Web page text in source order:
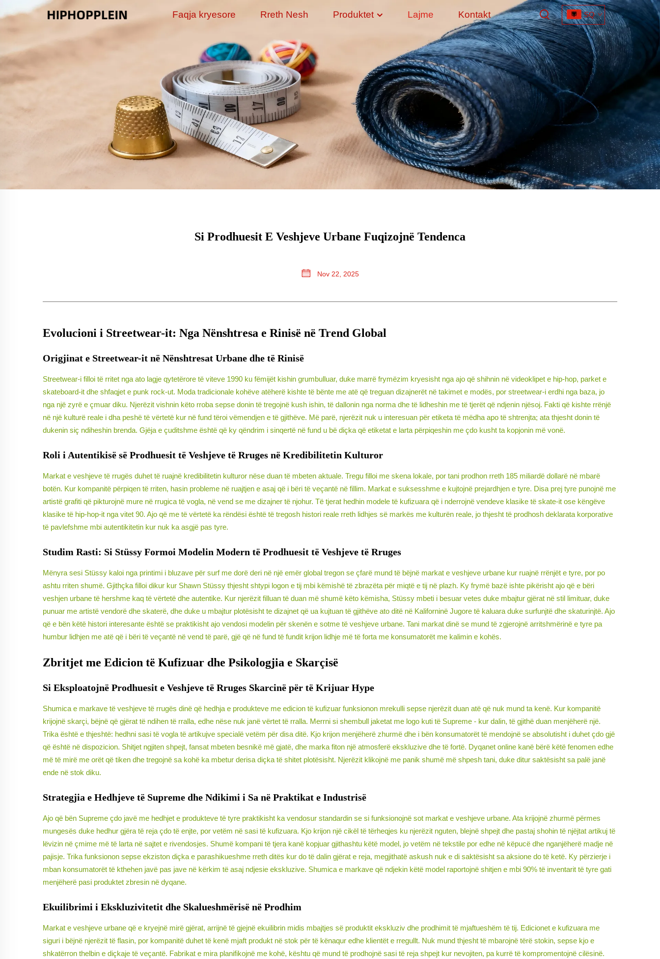
Faqja kryesore Rreth Nesh Produktet Lajme Kontakt SQ
Si Prodhuesit E Veshjeve Urbane Fuqizojnë Tendenca
Nov 22, 2025
Evolucioni i Streetwear-it: Nga Nënshtresa e Rinisë në Trend Global
Origjinat e Streetwear-it në Nënshtresat Urbane dhe të Rinisë
Streetwear-i filloi të rritet nga ato lagje qytetërore të viteve 1990 ku fëmijët kishin grumbulluar, duke marrë frymëzim kryesisht nga ajo që shihnin në videoklipet e hip-hop, parket e
skateboard-it dhe shfaqjet e punk rock-ut. Moda tradicionale kohëve atëherë kishte të bënte me atë që treguan dizajnerët në takimet e modës, por streetwear-i erdhi nga baza, jo
nga një zyrë e çmuar diku. Njerëzit vishnin këto rroba sepse donin të tregojnë kush ishin, të dallonin nga norma dhe të lidheshin me të tjerët që ndjenin njësoj. Fakti që kishte rrënjë
në një kulturë reale i dha peshë të vërtetë kur në fund tëroi vëmendjen e të gjithëve. Më parë, njerëzit nuk u interesuan për etiketa të mëdha apo të shtrenjta; ata thjesht donin të
dukenin siç ndiheshin brenda. Gjëja e çuditshme është që ky qëndrim i sinqertë në fund u bë diçka që etiketat e larta përpiqeshin me çdo kusht ta kopjonin më vonë.
Roli i Autentikisë së Prodhuesit të Veshjeve të Rruges në Kredibilitetin Kulturor
Markat e veshjeve të rrugës duhet të ruajnë kredibilitetin kulturor nëse duan të mbeten aktuale. Tregu filloi me skena lokale, por tani prodhon rreth 185 miliardë dollarë në mbarë
botën. Kur kompanitë përpiqen të rriten, hasin probleme në ruajtjen e asaj që i bëri të veçantë në fillim. Markat e suksesshme e kujtojnë prejardhjen e tyre. Disa prej tyre punojnë me
artistë grafiti që pikturojnë mure në rrugica të vogla, në vend se me dizajner të njohur. Të tjerat hedhin modele të kufizuara që i nderrojnë vendeve klasike të skate-it ose këngëve
klasike të hip-hop-it nga vitet 90. Ajo që me të vërtetë ka rëndësi është të tregosh histori reale rreth lidhjes së markës me kulturën reale, jo thjesht të prodhosh deklarata korporative
të pavlefshme mbi autentikitetin kur nuk ka asgjë pas tyre.
Studim Rasti: Si Stüssy Formoi Modelin Modern të Prodhuesit të Veshjeve të Rruges
Mënyra sesi Stüssy kaloi nga printimi i bluzave për surf me dorë deri në një emër global tregon se çfarë mund të bëjnë markat e veshjeve urbane kur ruajnë rrënjët e tyre, por po
ashtu rriten shumë. Gjithçka filloi dikur kur Shawn Stüssy thjesht shtypi logon e tij mbi këmishë të zbrazëta për miqtë e tij në plazh. Ky frymë bazë ishte pikërisht ajo që e bëri
veshjen urbane të hershme kaq të vërtetë dhe autentike. Kur njerëzit filluan të duan më shumë këto këmisha, Stüssy mbeti i besuar vetes duke mbajtur gjërat në stil limituar, duke
punuar me artistë vendorë dhe skaterë, dhe duke u mbajtur plotësisht te dizajnet që ua kujtuan të gjithëve ato ditë në Kaliforninë Jugore të kaluara duke surfunjtë dhe skaturinjtë. Ajo
që e bën këtë histori interesante është se praktikisht ajo vendosi modelin për skenën e sotme të veshjeve urbane. Tani markat dinë se mund të zgjerojnë arritshmërinë e tyre pa
humbur lidhjen me atë që i bëri të veçantë në vend të parë, gjë që në fund të fundit krijon lidhje më të forta me konsumatorët me kalimin e kohës.
Zbritjet me Edicion të Kufizuar dhe Psikologjia e Skarçisë
Si Eksploatojnë Prodhuesit e Veshjeve të Rruges Skarcinë për të Krijuar Hype
Shumica e markave të veshjeve të rrugës dinë që hedhja e produkteve me edicion të kufizuar funksionon mrekulli sepse njerëzit duan atë që nuk mund ta kenë. Kur kompanitë
krijojnë skarçi, bëjnë që gjërat të ndihen të rralla, edhe nëse nuk janë vërtet të rralla. Merrni si shembull jaketat me logo kuti të Supreme - kur dalin, të gjithë duan menjëherë një.
Trika është e thjeshtë: hedhni sasi të vogla të artikujve specialë vetëm për disa ditë. Kjo krijon menjëherë zhurmë dhe i bën konsumatorët të mendojnë se absolutisht i duhet çdo gjë
që është në dispozicion. Shitjet ngjiten shpejt, fansat mbeten besnikë më gjatë, dhe marka fiton një atmosferë ekskluzive dhe të fortë. Dyqanet online kanë bërë këtë fenomen edhe
më të mirë me orët që tiken dhe tregojnë sa kohë ka mbetur derisa diçka të shitet plotësisht. Njerëzit klikojnë me panik shumë më shpesh tani, duke ditur saktësisht sa palë janë
ende në stok diku.
Strategjia e Hedhjeve të Supreme dhe Ndikimi i Sa në Praktikat e Industrisë
Ajo që bën Supreme çdo javë me hedhjet e produkteve të tyre praktikisht ka vendosur standardin se si funksionojnë sot markat e veshjeve urbane. Ata krijojnë zhurmë përmes
mungesës duke hedhur gjëra të reja çdo të enjte, por vetëm në sasi të kufizuara. Kjo krijon një cikël të tërheqjes ku njerëzit nguten, blejnë shpejt dhe pastaj shohin të njëjtat artikuj të
lëvizin në çmime më të larta në sajtet e rivendosjes. Shumë kompani të tjera kanë kopjuar gjithashtu këtë model, jo vetëm në tekstile por edhe në këpucë dhe nganjëherë madje në
pajisje. Trika funksionon sepse ekziston diçka e parashikueshme rreth ditës kur do të dalin gjërat e reja, megjithatë askush nuk e di saktësisht sa aksione do të ketë. Ky përzierje i
mban konsumatorët të kthehen javë pas jave në kërkim të asaj ndjesie ekskluzive. Shumica e markave që ndjekin këtë model raportojnë shitjen e mbi 90% të inventarit të tyre gati
menjëherë pasi produktet zbresin në dyqane.
Ekuilibrimi i Ekskluzivitetit dhe Skalueshmërisë në Prodhim
Markat e veshjeve urbane që e kryejnë mirë gjërat, arrijnë të gjejnë ekuilibrin midis mbajtjes së produktit ekskluziv dhe prodhimit të mjaftueshëm të tij. Edicionet e kufizuara me
siguri i bëjnë njerëzit të flasin, por kompanitë duhet të kenë mjaft produkt në stok për të kënaqur edhe klientët e rregullt. Nuk mund thjesht të mbarojnë tërë stokin, sepse kjo e
shkatërron thelbin e diçkaje të veçantë. Fabrikat e mira planifikojnë me kohë, kështu që mund të prodhojnë sasi të reja shpejt kur nevojiten, pa kurrë të kompromentojnë cilësinë.